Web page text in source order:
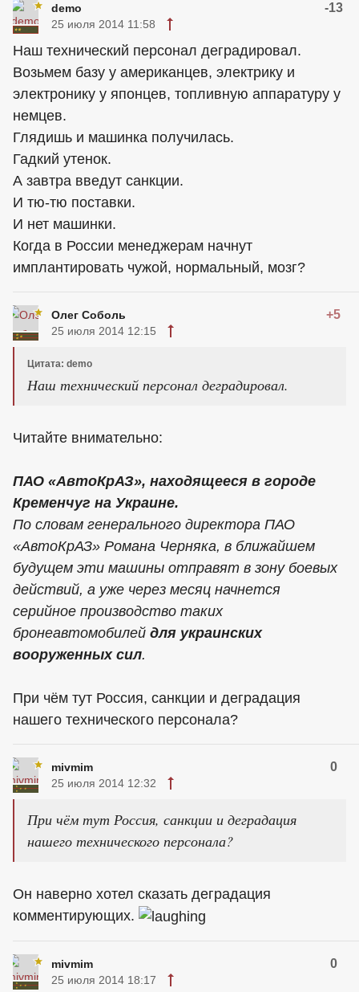
demo -13
25 июля 2014 11:58
Наш технический персонал деградировал.
Возьмем базу у американцев, электрику и
электронику у японцев, топливную аппаратуру у
немцев.
Глядишь и машинка получилась.
Гадкий утенок.
А завтра введут санкции.
И тю-тю поставки.
И нет машинки.
Когда в России менеджерам начнут
имплантировать чужой, нормальный, мозг?
Олег Соболь +5
25 июля 2014 12:15
Цитата: demo
Наш технический персонал деградировал.
Читайте внимательно:
ПАО «АвтоКрАЗ», находящееся в городе
Кременчуг на Украине.
По словам генерального директора ПАО
«АвтоКрАЗ» Романа Черняка, в ближайшем
будущем эти машины отправят в зону боевых
действий, а уже через месяц начнется
серийное производство таких
бронеавтомобилей для украинских
вооруженных сил.
При чём тут Россия, санкции и деградация
нашего технического персонала?
mivmim 0
25 июля 2014 12:32
При чём тут Россия, санкции и деградация
нашего технического персонала?
Он наверно хотел сказать деградация
комментирующих.
mivmim 0
25 июля 2014 18:17